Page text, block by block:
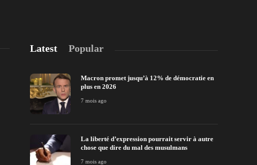
Latest Popular
Macron promet jusqu’à 12% de démocratie en
plus en 2026
7 mois ago
La liberté d’expression pourrait servir à autre
chose que dire du mal des musulmans
7 mois ago